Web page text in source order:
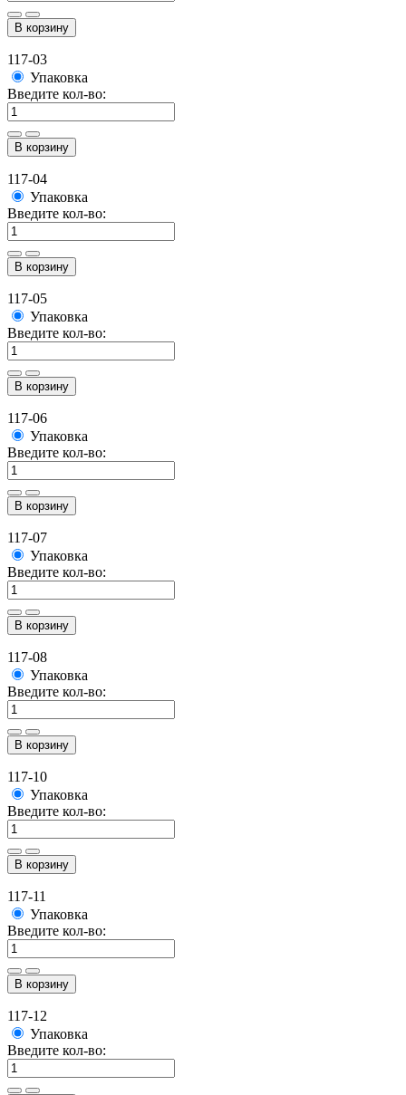
В корзину
117-03
Упаковка
Введите кол-во:
В корзину
117-04
Упаковка
Введите кол-во:
В корзину
117-05
Упаковка
Введите кол-во:
В корзину
117-06
Упаковка
Введите кол-во:
В корзину
117-07
Упаковка
Введите кол-во:
В корзину
117-08
Упаковка
Введите кол-во:
В корзину
117-10
Упаковка
Введите кол-во:
В корзину
117-11
Упаковка
Введите кол-во:
В корзину
117-12
Упаковка
Введите кол-во: